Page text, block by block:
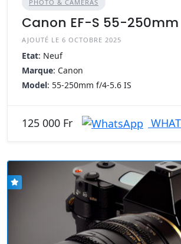
PHOTO & CAMÉRAS
Canon EF-S 55-250mm
AJOUTÉ LE 6 OCTOBRE 2025
Etat: Neuf
Marque: Canon
Model: 55-250mm f/4-5.6 IS
125 000 Fr